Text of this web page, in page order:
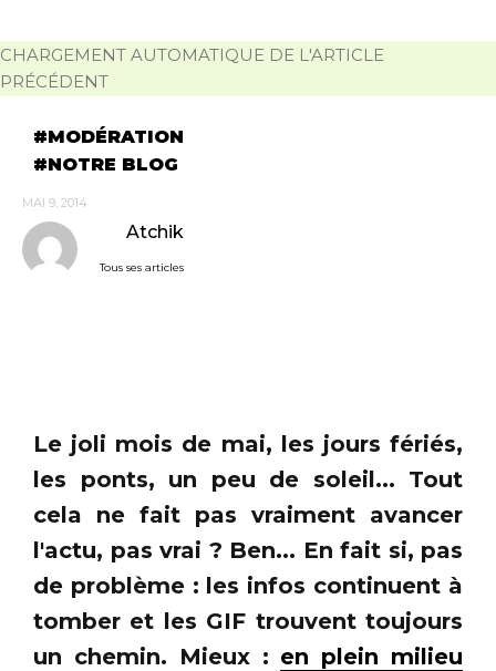
CHARGEMENT AUTOMATIQUE DE L'ARTICLE
PRÉCÉDENT
MODÉRATION
NOTRE BLOG
MAI 9, 2014
Atchik
Tous ses articles
Le joli mois de mai, les jours fériés,
les ponts, un peu de soleil... Tout
cela ne fait pas vraiment avancer
l'actu, pas vrai ? Ben... En fait si, pas
de problème : les infos continuent à
tomber et les GIF trouvent toujours
un chemin. Mieux : en plein milieu